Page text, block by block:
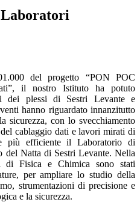
del progetto “PON POC
il nostro Istituto ha potuto
dei plessi di Sestri Levante e
hanno riguardato innanzitutto
sicurezza, con lo svecchiamento
cablaggio dati e lavori mirati di
più efficiente il Laboratorio di
del Natta di Sestri Levante. Nella
di Fisica e Chimica sono stati
per ampliare lo studio della
strumentazioni di precisione e
e la sicurezza.